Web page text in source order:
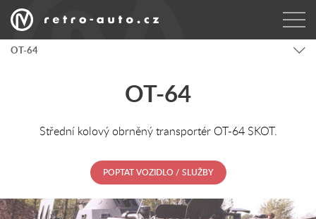
OT-64
OT-64
Střední kolový obrněný transportér OT-64 SKOT.
POPTAT VOZIDLO / SLUŽBY